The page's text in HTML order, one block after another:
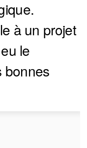
à un projet
le
bonnes